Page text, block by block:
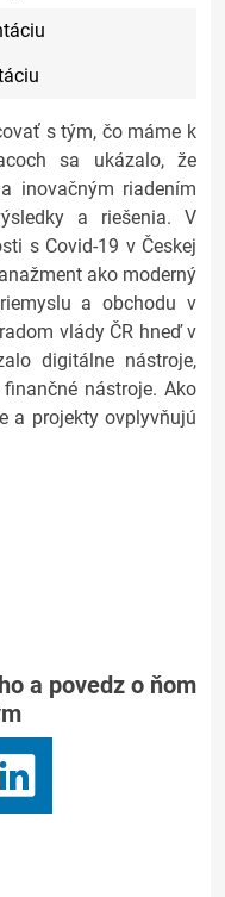
s tým, čo máme k
sa ukázalo, že
inovačným riadením
a riešenia. V
s Covid-19 v Českej
ako moderný
a obchodu v
vlády ČR hneď v
digitálne nástroje,
nástroje. Ako
a projekty ovplyvňujú
a povedz o ňom